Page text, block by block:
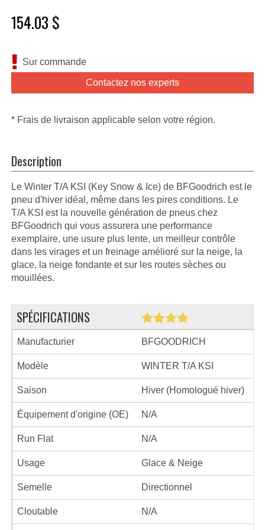
154.03 $
Sur commande
Contactez nos experts
* Frais de livraison applicable selon votre région.
Description
Le Winter T/A KSI (Key Snow & Ice) de BFGoodrich est le
pneu d'hiver idéal, même dans les pires conditions. Le
T/A KSI est la nouvelle génération de pneus chez
BFGoodrich qui vous assurera une performance
exemplaire, une usure plus lente, un meilleur contrôle
dans les virages et un freinage amélioré sur la neige, la
glace, la neige fondante et sur les routes sèches ou
mouillées.
SPÉCIFICATIONS
Manufacturier BFGOODRICH
Modèle WINTER T/A KSI
Saison Hiver (Homologué hiver)
Équipement d'origine (OE) N/A
Run Flat N/A
Usage Glace & Neige
Semelle Directionnel
Cloutable N/A